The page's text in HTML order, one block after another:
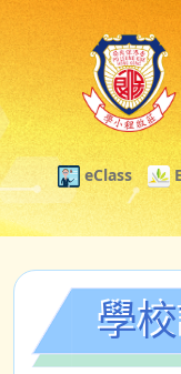
eClass
學